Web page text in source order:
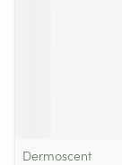
Dermoscent